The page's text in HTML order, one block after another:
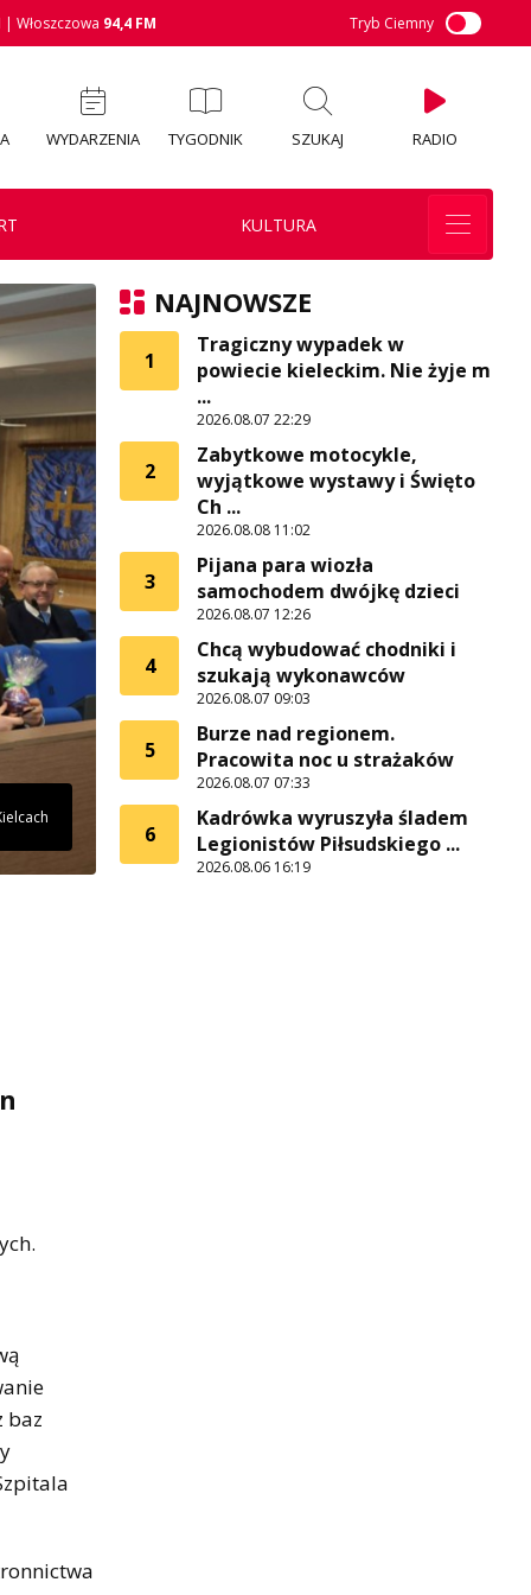
| Włoszczowa 94,4 FM Tryb Ciemny
WYDARZENIA TYGODNIK SZUKAJ RADIO
KULTURA
baz
NAJNOWSZE
1
Tragiczny wypadek w
powiecie kieleckim. Nie żyje m
...
2026.08.07 22:29
2
Zabytkowe motocykle,
wyjątkowe wystawy i Święto
Ch ...
2026.08.08 11:02
3
Pijana para wiozła
samochodem dwójkę dzieci
2026.08.07 12:26
4
Chcą wybudować chodniki i
szukają wykonawców
2026.08.07 09:03
5
Burze nad regionem.
Pracowita noc u strażaków
2026.08.07 07:33
6
Kadrówka wyruszyła śladem
Legionistów Piłsudskiego ...
2026.08.06 16:19